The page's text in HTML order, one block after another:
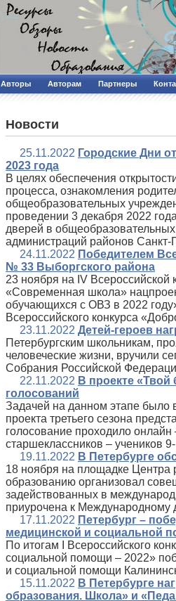
Авторы Авторам Партнеры
Новости
25.11.2022 Городские Дни
2023 года
В целях обеспечения
процесса, ознакомления
общеобразовательных
проведении 3 декабря 2022
дверей в
администраций районов
24.11.2022 Победителем
№ 33 Выборгского района
23 ноября на IV
«Современная школа»
обучающихся с ОВЗ в 2022
Всероссийского конкурса
23.11.2022 Детей-героев
Петербургским школьникам,
человеческие жизни, вручили
Собрания Российской
22.11.2022 В проекте
голосований
Задачей на данном этапе было
проекта третьего сезона
голосование проходило
старшеклассников – учеников
19.11.2022 В Петербурге
18 ноября на площадке Центра
образованию организовал
задействованных в
приурочена к Международному
17.11.2022 Петербург –
медицинской и социальной
По итогам I Всероссийского
социальной помощи – 2022»
и социальной помощи
15.11.2022 В Петербурге
образования. Школа» и